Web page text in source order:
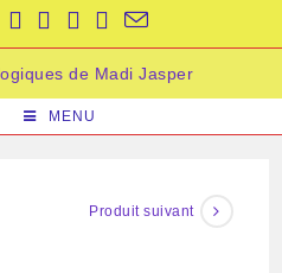
MENU
Produit suivant